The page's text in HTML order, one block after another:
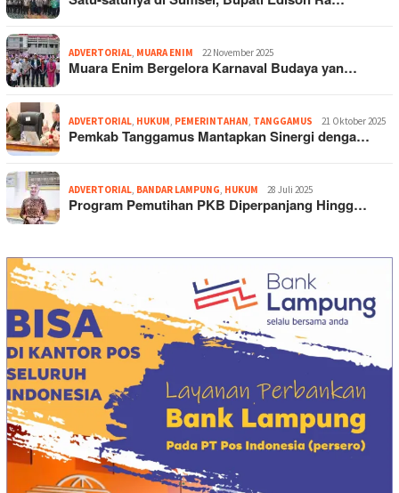
ADVERTORIAL MUARA ENIM 22 November 2025
Muara Enim Bergelora Karnaval Budaya yan…
ADVERTORIAL HUKUM PEMERINTAHAN TANGGAMUS 21 Oktober 2025
Pemkab Tanggamus Mantapkan Sinergi denga…
ADVERTORIAL BANDAR LAMPUNG HUKUM 28 Juli 2025
Program Pemutihan PKB Diperpanjang Hingg…